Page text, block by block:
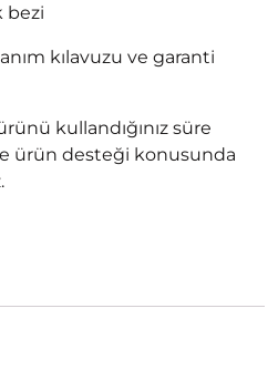
bezi
kılavuzu ve garanti
kullandığınız süre
ürün desteği konusunda